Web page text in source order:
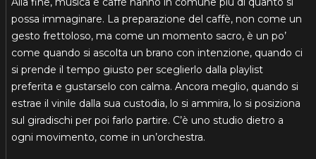
possa immaginare. La preparazione del caffè, non come un
gesto frettoloso, ma come un momento sacro, è un po’
come quando si ascolta un brano con intenzione, quando ci
si prende il tempo giusto per sceglierlo dalla playlist
preferita e gustarselo con calma. Ancora meglio, quando si
estrae il vinile dalla sua custodia, lo si ammira, lo si posiziona
sul giradischi per poi farlo partire. C’è uno studio dietro a
ogni movimento, come in un’orchestra.